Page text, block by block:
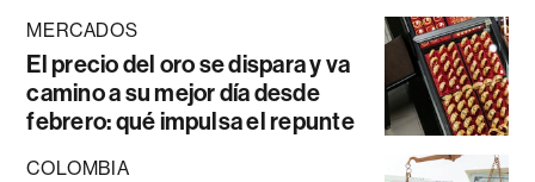
MERCADOS
El precio del oro se dispara y va
camino a su mejor día desde
febrero: qué impulsa el repunte
COLOMBIA